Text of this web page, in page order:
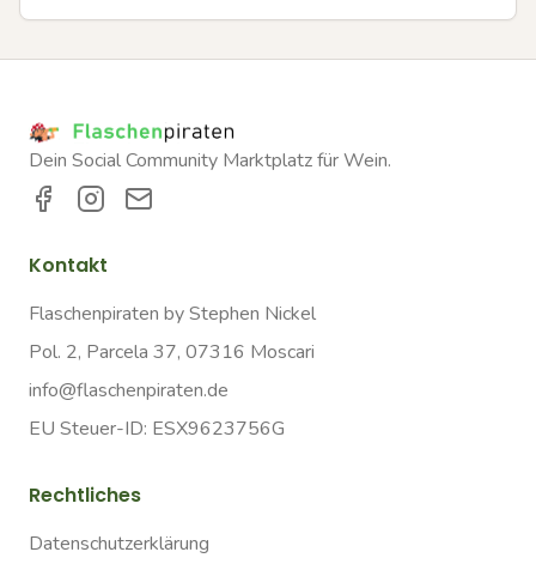
Dein Social Community Marktplatz für Wein.
Kontakt
Flaschenpiraten by Stephen Nickel
Pol. 2, Parcela 37, 07316 Moscari
info@flaschenpiraten.de
EU Steuer-ID: ESX9623756G
Rechtliches
Datenschutzerklärung